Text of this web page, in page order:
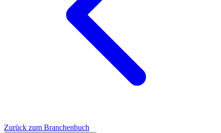
Zurück zum Branchenbuch